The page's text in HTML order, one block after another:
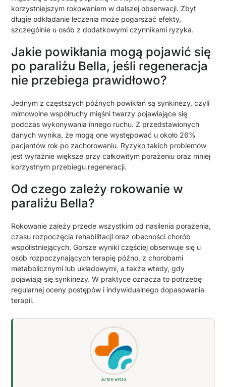
korzystniejszym rokowaniem w dalszej obserwacji. Zbyt
długie odkładanie leczenia może pogarszać efekty,
szczególnie u osób z dodatkowymi czynnikami ryzyka.
Jakie powikłania mogą pojawić się
po paraliżu Bella, jeśli regeneracja
nie przebiega prawidłowo?
Jednym z częstszych późnych powikłań są synkinezy, czyli
mimowolne współruchy mięśni twarzy pojawiające się
podczas wykonywania innego ruchu. Z przedstawionych
danych wynika, że mogą one występować u około 26%
pacjentów rok po zachorowaniu. Ryzyko takich problemów
jest wyraźnie większe przy całkowitym porażeniu oraz mniej
korzystnym przebiegu regeneracji.
Od czego zależy rokowanie w
paraliżu Bella?
Rokowanie zależy przede wszystkim od nasilenia porażenia,
czasu rozpoczęcia rehabilitacji oraz obecności chorób
współistniejących. Gorsze wyniki częściej obserwuje się u
osób rozpoczynających terapię późno, z chorobami
metabolicznymi lub układowymi, a także wtedy, gdy
pojawiają się synkinezy. W praktyce oznacza to potrzebę
regularnej oceny postępów i indywidualnego dopasowania
terapii.
AUTOR WPISU